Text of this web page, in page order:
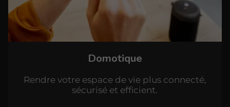
Domotique
Rendre votre espace de vie plus connecté,
sécurisé et efficient.